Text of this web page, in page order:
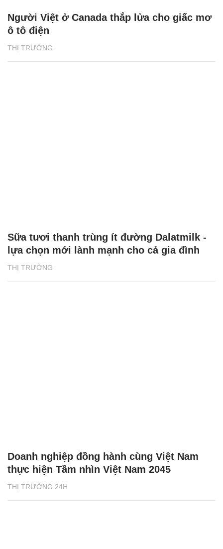
THỊ TRƯỜNG
Người Việt ở Canada thắp lửa cho giấc mơ
ô tô điện
THỊ TRƯỜNG
Sữa tươi thanh trùng ít đường Dalatmilk -
lựa chọn mới lành mạnh cho cả gia đình
THỊ TRƯỜNG 24H
Doanh nghiệp đồng hành cùng Việt Nam
thực hiện Tầm nhìn Việt Nam 2045